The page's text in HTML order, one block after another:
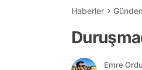
Haberler
Emre Ordu